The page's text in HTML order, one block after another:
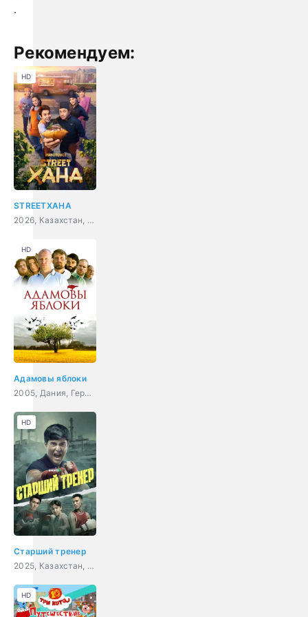
.
Рекомендуем:
STREETХАНА
2026, Казахстан, комедия
HD
Адамовы яблоки
2005, Дания, Германия, драма, комедия, криминал
HD
Старший тренер
2025, Казахстан, драма, спорт, криминал
HD
HD